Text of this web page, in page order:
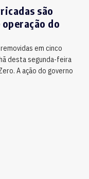
são
do
em cinco
desta segunda-feira
A ação do governo